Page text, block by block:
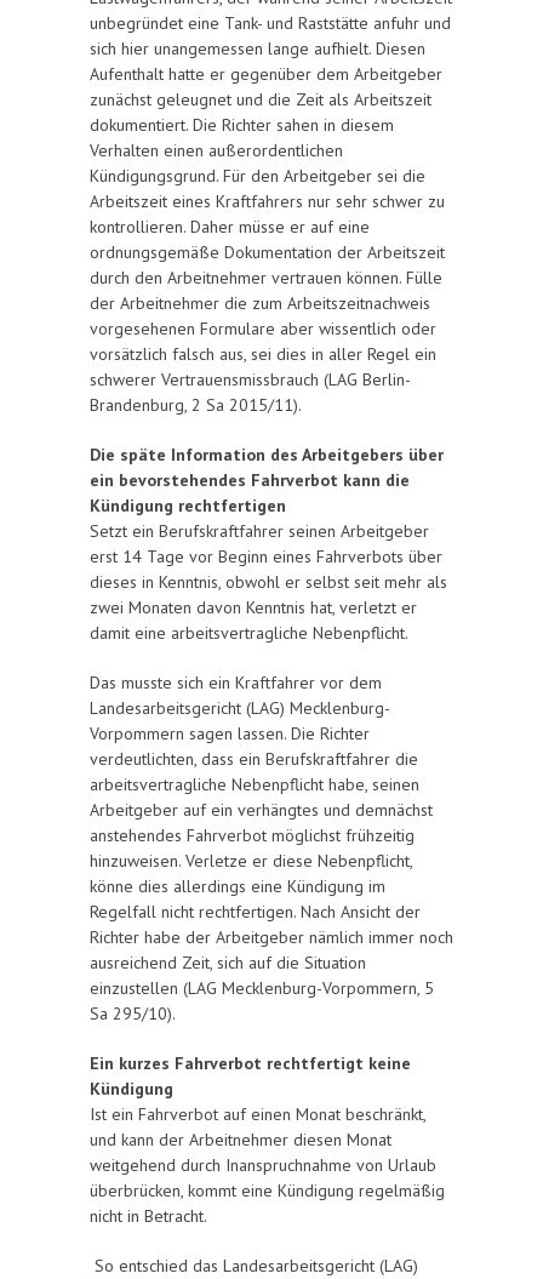
unbegründet eine Tank- und Raststätte anfuhr und
sich hier unangemessen lange aufhielt. Diesen
Aufenthalt hatte er gegenüber dem Arbeitgeber
zunächst geleugnet und die Zeit als Arbeitszeit
dokumentiert. Die Richter sahen in diesem
Verhalten einen außerordentlichen
Kündigungsgrund. Für den Arbeitgeber sei die
Arbeitszeit eines Kraftfahrers nur sehr schwer zu
kontrollieren. Daher müsse er auf eine
ordnungsgemäße Dokumentation der Arbeitszeit
durch den Arbeitnehmer vertrauen können. Fülle
der Arbeitnehmer die zum Arbeitszeitnachweis
vorgesehenen Formulare aber wissentlich oder
vorsätzlich falsch aus, sei dies in aller Regel ein
schwerer Vertrauensmissbrauch (LAG Berlin-
Brandenburg, 2 Sa 2015/11).
Die späte Information des Arbeitgebers über
ein bevorstehendes Fahrverbot kann die
Kündigung rechtfertigen
Setzt ein Berufskraftfahrer seinen Arbeitgeber
erst 14 Tage vor Beginn eines Fahrverbots über
dieses in Kenntnis, obwohl er selbst seit mehr als
zwei Monaten davon Kenntnis hat, verletzt er
damit eine arbeitsvertragliche Nebenpflicht.
Das musste sich ein Kraftfahrer vor dem
Landesarbeitsgericht (LAG) Mecklenburg-
Vorpommern sagen lassen. Die Richter
verdeutlichten, dass ein Berufskraftfahrer die
arbeitsvertragliche Nebenpflicht habe, seinen
Arbeitgeber auf ein verhängtes und demnächst
anstehendes Fahrverbot möglichst frühzeitig
hinzuweisen. Verletze er diese Nebenpflicht,
könne dies allerdings eine Kündigung im
Regelfall nicht rechtfertigen. Nach Ansicht der
Richter habe der Arbeitgeber nämlich immer noch
ausreichend Zeit, sich auf die Situation
einzustellen (LAG Mecklenburg-Vorpommern, 5
Sa 295/10).
Ein kurzes Fahrverbot rechtfertigt keine
Kündigung
Ist ein Fahrverbot auf einen Monat beschränkt,
und kann der Arbeitnehmer diesen Monat
weitgehend durch Inanspruchnahme von Urlaub
überbrücken, kommt eine Kündigung regelmäßig
nicht in Betracht.
So entschied das Landesarbeitsgericht (LAG)